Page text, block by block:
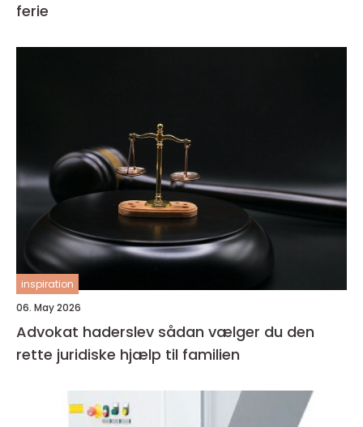
ferie
inspiration
06. May 2026
Advokat haderslev sådan vælger du den
rette juridiske hjælp til familien